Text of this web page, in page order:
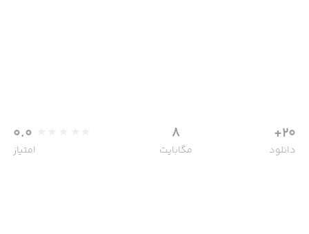
20+
دانلود
8
مگابایت
0.0
امتیاز